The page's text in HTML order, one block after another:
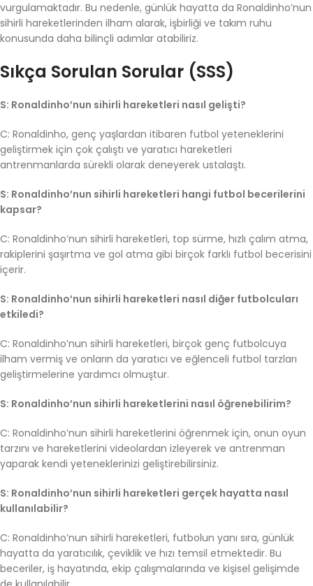
vurgulamaktadır. Bu nedenle, günlük hayatta da Ronaldinho’nun
sihirli hareketlerinden ilham alarak, işbirliği ve takım ruhu
konusunda daha bilinçli adımlar atabiliriz.
Sıkça Sorulan Sorular (SSS)
S: Ronaldinho’nun sihirli hareketleri nasıl gelişti?
C: Ronaldinho, genç yaşlardan itibaren futbol yeteneklerini
geliştirmek için çok çalıştı ve yaratıcı hareketleri
antrenmanlarda sürekli olarak deneyerek ustalaştı.
S: Ronaldinho’nun sihirli hareketleri hangi futbol becerilerini
kapsar?
C: Ronaldinho’nun sihirli hareketleri, top sürme, hızlı çalım atma,
rakiplerini şaşırtma ve gol atma gibi birçok farklı futbol becerisini
içerir.
S: Ronaldinho’nun sihirli hareketleri nasıl diğer futbolcuları
etkiledi?
C: Ronaldinho’nun sihirli hareketleri, birçok genç futbolcuya
ilham vermiş ve onların da yaratıcı ve eğlenceli futbol tarzları
geliştirmelerine yardımcı olmuştur.
S: Ronaldinho’nun sihirli hareketlerini nasıl öğrenebilirim?
C: Ronaldinho’nun sihirli hareketlerini öğrenmek için, onun oyun
tarzını ve hareketlerini videolardan izleyerek ve antrenman
yaparak kendi yeteneklerinizi geliştirebilirsiniz.
S: Ronaldinho’nun sihirli hareketleri gerçek hayatta nasıl
kullanılabilir?
C: Ronaldinho’nun sihirli hareketleri, futbolun yanı sıra, günlük
hayatta da yaratıcılık, çeviklik ve hızı temsil etmektedir. Bu
beceriler, iş hayatında, ekip çalışmalarında ve kişisel gelişimde